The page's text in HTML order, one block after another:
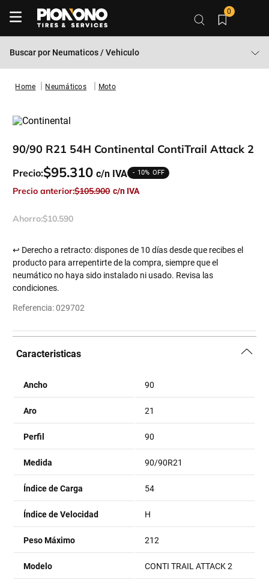
0
Buscar por Neumaticos / Vehiculo
Neumáticos Moto
90/90 R21 54H Continental ContiTrail Attack 2
Precio:$95.310 10%
Precio anterior:$105.900
Ahorro:$10.590
↩ Derecho a retracto: dispones de 10 días desde que recibes el
producto para arrepentirte de la compra, siempre que el
neumático no haya sido instalado ni usado. Revisa las
condiciones.
Referencia:029702
Caracteristicas
Ancho 90
Aro 21
Perfil 90
Medida 90/90R21
Índice de Carga 54
Índice de Velocidad H
Peso Máximo 212
Modelo CONTI TRAIL ATTACK 2